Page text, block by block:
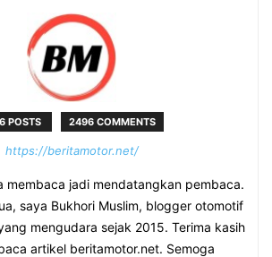
POSTS 2496 COMMENTS
https://beritamotor.net/
membaca jadi mendatangkan pembaca.
saya Bukhori Muslim, blogger otomotif
mengudara sejak 2015. Terima kasih
artikel beritamotor.net. Semoga